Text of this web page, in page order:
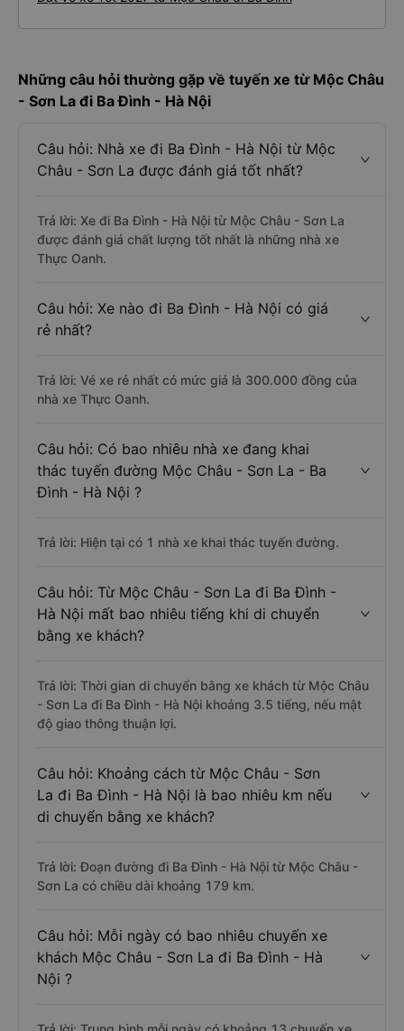
Những câu hỏi thường gặp về tuyến xe từ Mộc Châu
- Sơn La đi Ba Đình - Hà Nội
Câu hỏi: Nhà xe đi Ba Đình - Hà Nội từ Mộc
Châu - Sơn La được đánh giá tốt nhất?
Trả lời: Xe đi Ba Đình - Hà Nội từ Mộc Châu - Sơn La
được đánh giá chất lượng tốt nhất là những nhà xe
Thực Oanh.
Câu hỏi: Xe nào đi Ba Đình - Hà Nội có giá
rẻ nhất?
Trả lời: Vé xe rẻ nhất có mức giá là 300.000 đồng của
nhà xe Thực Oanh.
Câu hỏi: Có bao nhiêu nhà xe đang khai
thác tuyến đường Mộc Châu - Sơn La - Ba
Đình - Hà Nội ?
Trả lời: Hiện tại có 1 nhà xe khai thác tuyến đường.
Câu hỏi: Từ Mộc Châu - Sơn La đi Ba Đình -
Hà Nội mất bao nhiêu tiếng khi di chuyển
bằng xe khách?
Trả lời: Thời gian di chuyển bằng xe khách từ Mộc Châu
- Sơn La đi Ba Đình - Hà Nội khoảng 3.5 tiếng, nếu mật
độ giao thông thuận lợi.
Câu hỏi: Khoảng cách từ Mộc Châu - Sơn
La đi Ba Đình - Hà Nội là bao nhiêu km nếu
di chuyển bằng xe khách?
Trả lời: Đoạn đường đi Ba Đình - Hà Nội từ Mộc Châu -
Sơn La có chiều dài khoảng 179 km.
Câu hỏi: Mỗi ngày có bao nhiêu chuyến xe
khách Mộc Châu - Sơn La đi Ba Đình - Hà
Nội ?